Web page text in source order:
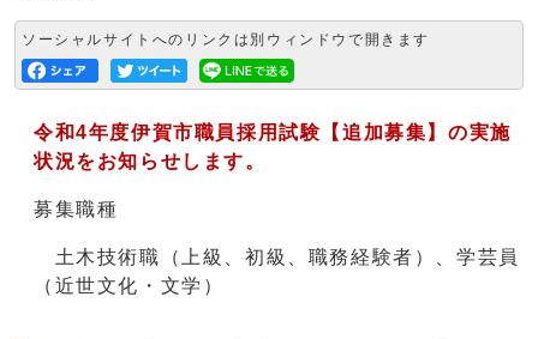
ソーシャルサイトへのリンクは別ウィンドウで開きます
令和4年度伊賀市職員採用試験【追加募集】の実施
状況をお知らせします。
募集職種
土木技術職（上級、初級、職務経験者）、学芸員
（近世文化・文学）